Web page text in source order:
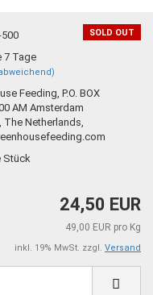
SOLD OUT
500
7 Tage
Feeding, P.O. BOX
AM Amsterdam
The Netherlands,
Stück
24,50 EUR
49,00 EUR pro Kg
inkl. 19% MwSt. zzgl. Versand